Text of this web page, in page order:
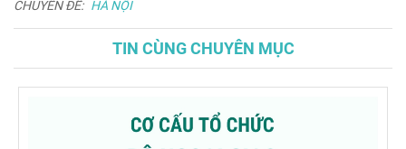
CHUYÊN ĐỀ: HÀ NỘI
TIN CÙNG CHUYÊN MỤC